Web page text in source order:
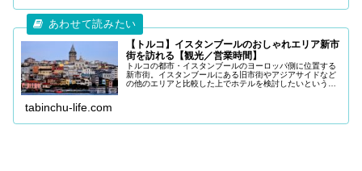
【トルコ】イスタンブールのおしゃれエリア新市
街を訪れる【観光／営業時間】
トルコの都市・イスタンブールのヨーロッパ側に位置する
新市街。イスタンブールにある旧市街やアジアサイドなど
の他のエリアと比較した上でホテルを検討したいという方
tabinchu-life.com